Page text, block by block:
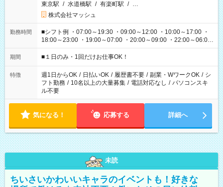
東京駅 / 水道橋駅 / 有楽町駅 / …
株式会社マッシュ
勤務時間
■シフト例 ・07:00～19:30 ・09:00～12:00 ・10:00～17:00 ・
18:00～23:00 ・19:00～07:00 ・20:00～09:00 ・22:00～06:00
etc ★最短で3時間で5,120円のお仕事から 15時間で2万円近く稼
げるお仕事も！ ご希望のお時間に合わせてご紹介！ ※シフトは
ください！
期間 ■１日のみ・1回だけお仕事OK！
特徴 週1日からOK / 日払いOK / 履歴書不要 / 副業・WワークOK / シ
フト勤務 / 10名以上の大量募集 / 電話対応なし / パソコンスキ
ル不要
気になる！ 応募する 詳細へ
未読
ちいさいかわいいキャラのイベントも！好きな